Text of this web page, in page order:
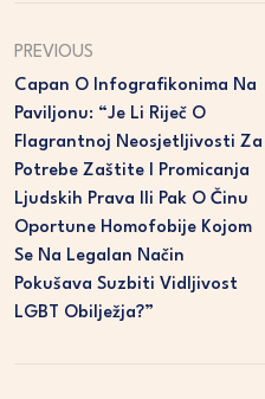
PREVIOUS
Capan O Infografikonima Na
Paviljonu: “Je Li Riječ O
Flagrantnoj Neosjetljivosti Za
Potrebe Zaštite I Promicanja
Ljudskih Prava Ili Pak O Činu
Oportune Homofobije Kojom
Se Na Legalan Način
Pokušava Suzbiti Vidljivost
LGBT Obilježja?”